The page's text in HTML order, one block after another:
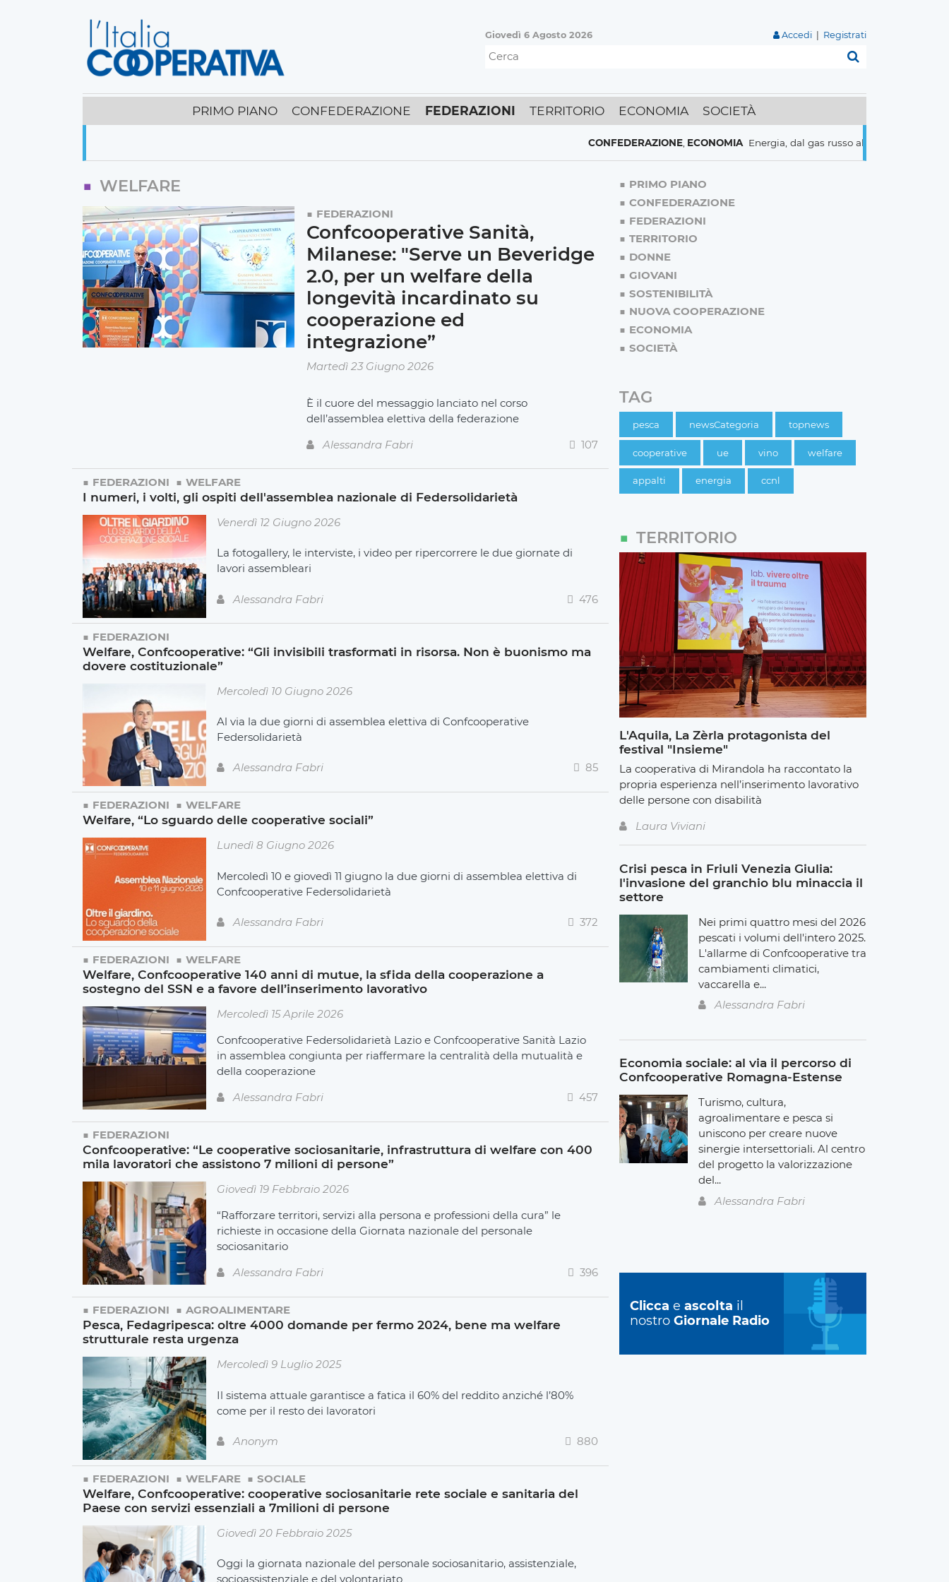
Giovedì 6 Agosto 2026 Accedi Registrati
PRIMO PIANO CONFEDERAZIONE FEDERAZIONI TERRITORIO ECONOMIA SOCIETÀ
CONFEDERAZIONE,ECONOMIA Energia, dal gas russo al nucleare italiani pronti a
WELFARE
FEDERAZIONI
Confcooperative Sanità,
Milanese: "Serve un Beveridge
2.0, per un welfare della
longevità incardinato su
cooperazione ed
integrazione”
Martedì 23 Giugno 2026
È il cuore del messaggio lanciato nel corso
dell’assemblea elettiva della federazione
Alessandra Fabri
107
FEDERAZIONI WELFARE
I numeri, i volti, gli ospiti dell'assemblea nazionale di Federsolidarietà
Venerdì 12 Giugno 2026
La fotogallery, le interviste, i video per ripercorrere le due giornate di
lavori assembleari
Alessandra Fabri 476
FEDERAZIONI
Welfare, Confcooperative: “Gli invisibili trasformati in risorsa. Non è buonismo ma
dovere costituzionale”
Mercoledì 10 Giugno 2026
Al via la due giorni di assemblea elettiva di Confcooperative
Federsolidarietà
Alessandra Fabri 85
FEDERAZIONI WELFARE
Welfare, “Lo sguardo delle cooperative sociali”
Lunedì 8 Giugno 2026
Mercoledì 10 e giovedì 11 giugno la due giorni di assemblea elettiva di
Confcooperative Federsolidarietà
Alessandra Fabri 372
FEDERAZIONI WELFARE
Welfare, Confcooperative 140 anni di mutue, la sfida della cooperazione a
sostegno del SSN e a favore dell’inserimento lavorativo
Mercoledì 15 Aprile 2026
Confcooperative Federsolidarietà Lazio e Confcooperative Sanità Lazio
in assemblea congiunta per riaffermare la centralità della mutualità e
della cooperazione
Alessandra Fabri
457
FEDERAZIONI
Confcooperative: “Le cooperative sociosanitarie, infrastruttura di welfare con 400
mila lavoratori che assistono 7 milioni di persone”
Giovedì 19 Febbraio 2026
“Rafforzare territori, servizi alla persona e professioni della cura” le
richieste in occasione della Giornata nazionale del personale
sociosanitario
Alessandra Fabri
396
FEDERAZIONI AGROALIMENTARE
Pesca, Fedagripesca: oltre 4000 domande per fermo 2024, bene ma welfare
strutturale resta urgenza
Mercoledì 9 Luglio 2025
Il sistema attuale garantisce a fatica il 60% del reddito anziché l’80%
come per il resto dei lavoratori
Anonym 880
FEDERAZIONI WELFARE SOCIALE
Welfare, Confcooperative: cooperative sociosanitarie rete sociale e sanitaria del
Paese con servizi essenziali a 7milioni di persone
Giovedì 20 Febbraio 2025
Oggi la giornata nazionale del personale sociosanitario, assistenziale,
socioassistenziale e del volontariato
PRIMO PIANO
CONFEDERAZIONE
FEDERAZIONI
TERRITORIO
DONNE
GIOVANI
SOSTENIBILITÀ
NUOVA COOPERAZIONE
ECONOMIA
SOCIETÀ
TAG
pesca newsCategoria topnews
cooperative ue vino welfare
appalti energia ccnl
TERRITORIO
L'Aquila, La Zèrla protagonista del
festival "Insieme"
La cooperativa di Mirandola ha raccontato la
propria esperienza nell’inserimento lavorativo
delle persone con disabilità
Laura Viviani
Crisi pesca in Friuli Venezia Giulia:
l'invasione del granchio blu minaccia il
settore
Nei primi quattro mesi del 2026
pescati i volumi dell'intero 2025.
L'allarme di Confcooperative tra
cambiamenti climatici,
vaccarella e...
Alessandra Fabri
Economia sociale: al via il percorso di
Confcooperative Romagna-Estense
Turismo, cultura,
agroalimentare e pesca si
uniscono per creare nuove
sinergie intersettoriali. Al centro
del progetto la valorizzazione
del...
Alessandra Fabri
Clicca e ascolta il
nostro Giornale Radio